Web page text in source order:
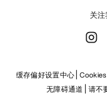
关
缓存偏好设置中心
无障碍通道
请不